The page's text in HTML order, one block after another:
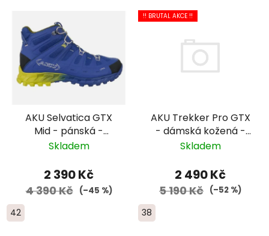
AKU Selvatica GTX
Mid - pánská -
modrá/žlutá
Skladem
2 390 Kč
4 390 Kč (–45 %)
42
!! BRUTAL AKCE !!
AKU Trekker Pro GTX
- dámská kožená -
šedá/světle modrá
Skladem
2 490 Kč
5 190 Kč (–52 %)
38